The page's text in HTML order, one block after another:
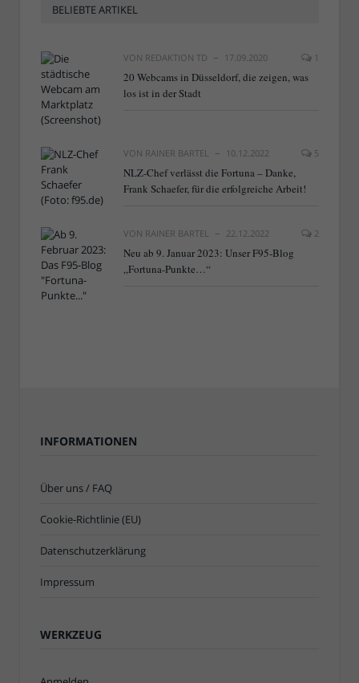
BELIEBTE ARTIKEL
VON REDAKTION TD 17.09.2020 1
20 Webcams in Düsseldorf, die zeigen, was
los ist in der Stadt
VON RAINER BARTEL 10.12.2022 5
NLZ-Chef verlässt die Fortuna – Danke,
Frank Schaefer, für die erfolgreiche Arbeit!
VON RAINER BARTEL 22.12.2022 2
Neu ab 9. Januar 2023: Unser F95-Blog
„Fortuna-Punkte…“
INFORMATIONEN
Über uns / FAQ
Cookie-Richtlinie (EU)
Datenschutzerklärung
Impressum
WERKZEUG